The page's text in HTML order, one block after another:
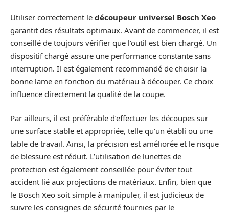
Utiliser correctement le découpeur universel Bosch Xeo
garantit des résultats optimaux. Avant de commencer, il est
conseillé de toujours vérifier que l’outil est bien chargé. Un
dispositif chargé assure une performance constante sans
interruption. Il est également recommandé de choisir la
bonne lame en fonction du matériau à découper. Ce choix
influence directement la qualité de la coupe.
Par ailleurs, il est préférable d’effectuer les découpes sur
une surface stable et appropriée, telle qu’un établi ou une
table de travail. Ainsi, la précision est améliorée et le risque
de blessure est réduit. L’utilisation de lunettes de
protection est également conseillée pour éviter tout
accident lié aux projections de matériaux. Enfin, bien que
le Bosch Xeo soit simple à manipuler, il est judicieux de
suivre les consignes de sécurité fournies par le